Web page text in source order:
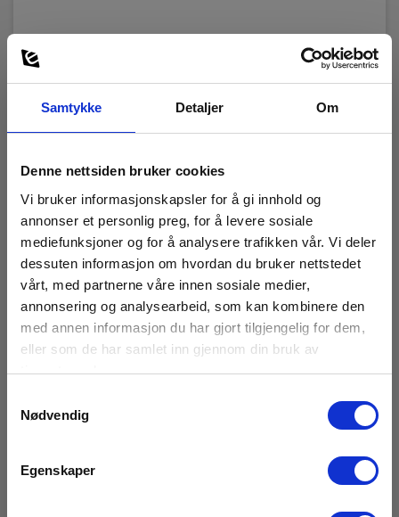
Samtykke Detaljer Om
Denne nettsiden bruker cookies
Vi bruker informasjonskapsler for å gi innhold og
annonser et personlig preg, for å levere sosiale
mediefunksjoner og for å analysere trafikken vår. Vi deler
dessuten informasjon om hvordan du bruker nettstedet
vårt, med partnerne våre innen sosiale medier,
annonsering og analysearbeid, som kan kombinere den
med annen informasjon du har gjort tilgjengelig for dem,
eller som de har samlet inn gjennom din bruk av
tjenestene deres.
Nødvendig
Egenskaper
16A CEE adapter til bananplugg
EAN 5706445321230
Les mer